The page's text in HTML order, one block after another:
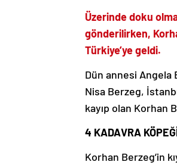
Üzerinde doku
gönderilirken,
Türkiye’ye geldi.
Dün annesi
Nisa Berzeg,
kayıp olan Korhan
4 KADAVRA
Korhan Berzeg’in